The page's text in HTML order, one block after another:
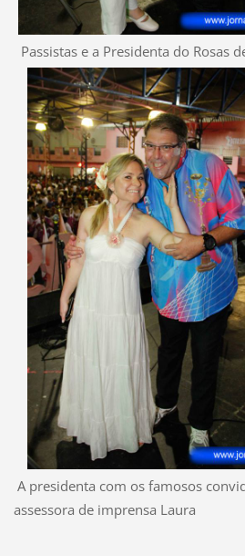
Passistas e a Presidenta do Rosas
A presidenta com os famosos
assessora de imprensa Laura